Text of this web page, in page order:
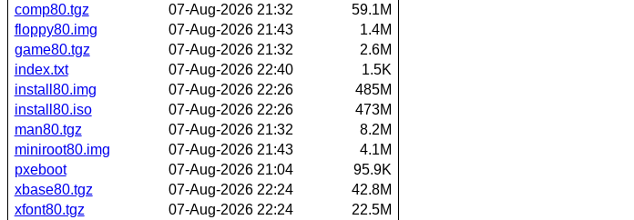
comp80.tgz
07-Aug-2026 21:32
59.1M
floppy80.img
07-Aug-2026 21:43
1.4M
game80.tgz
07-Aug-2026 21:32
2.6M
index.txt
07-Aug-2026 22:40
1.5K
install80.img
07-Aug-2026 22:26
485M
install80.iso
07-Aug-2026 22:26
473M
man80.tgz
07-Aug-2026 21:32
8.2M
miniroot80.img
07-Aug-2026 21:43
4.1M
pxeboot
07-Aug-2026 21:04
95.9K
xbase80.tgz
07-Aug-2026 22:24
42.8M
xfont80.tgz
07-Aug-2026 22:24
22.5M